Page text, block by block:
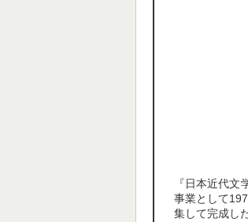
『日本近代
事業として
集して完成し